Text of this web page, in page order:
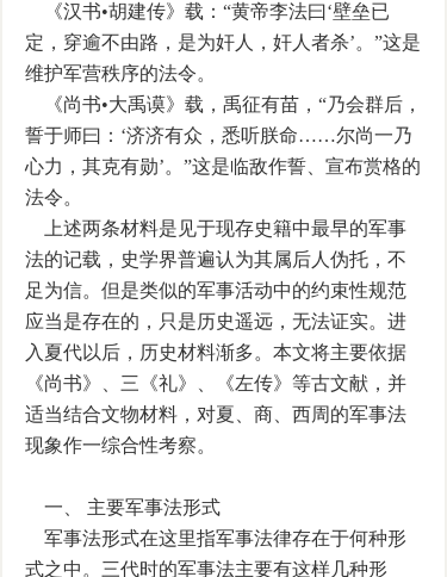
《汉书•胡建传》载：“黄帝李法曰‘壁垒已
定，穿逾不由路，是为奸人，奸人者杀’。”这是
维护军营秩序的法令。
《尚书•大禹谟》载，禹征有苗，“乃会群后，
誓于师曰：‘济济有众，悉听朕命……尔尚一乃
心力，其克有勋’。”这是临敌作誓、宣布赏格的
法令。
上述两条材料是见于现存史籍中最早的军事
法的记载，史学界普遍认为其属后人伪托，不
足为信。但是类似的军事活动中的约束性规范
应当是存在的，只是历史遥远，无法证实。进
入夏代以后，历史材料渐多。本文将主要依据
《尚书》、三《礼》、《左传》等古文献，并
适当结合文物材料，对夏、商、西周的军事法
现象作一综合性考察。
一、 主要军事法形式
军事法形式在这里指军事法律存在于何种形
式之中。三代时的军事法主要有这样几种形